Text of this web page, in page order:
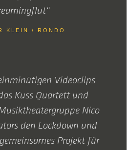
KLEIN / RONDO
Videoclips
Kuss Quartett und
Nico
den Lockdown und
Projekt für